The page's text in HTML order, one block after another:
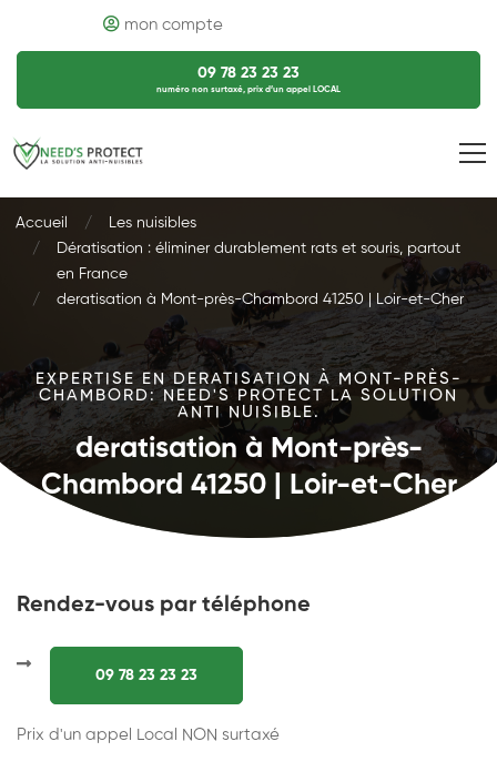
mon compte
09 78 23 23 23
numéro non surtaxé, prix d’un appel LOCAL
Accueil
Les nuisibles
Dératisation : éliminer durablement rats et souris, partout
en France
deratisation à Mont-près-Chambord 41250 | Loir-et-Cher
EXPERTISE EN DERATISATION À MONT-PRÈS-
CHAMBORD: NEED'S PROTECT LA SOLUTION
ANTI NUISIBLE.
deratisation à Mont-près-
Chambord 41250 | Loir-et-Cher
Rendez-vous par téléphone
09 78 23 23 23
Prix d'un appel Local NON surtaxé